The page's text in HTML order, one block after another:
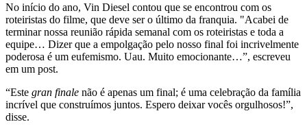
No início do ano, Vin Diesel contou que se encontrou com os
roteiristas do filme, que deve ser o último da franquia. "Acabei de
terminar nossa reunião rápida semanal com os roteiristas e toda a
equipe… Dizer que a empolgação pelo nosso final foi incrivelmente
poderosa é um eufemismo. Uau. Muito emocionante…”, escreveu
em um post.
“Este gran finale não é apenas um final; é uma celebração da família
incrível que construímos juntos. Espero deixar vocês orgulhosos!”,
disse.